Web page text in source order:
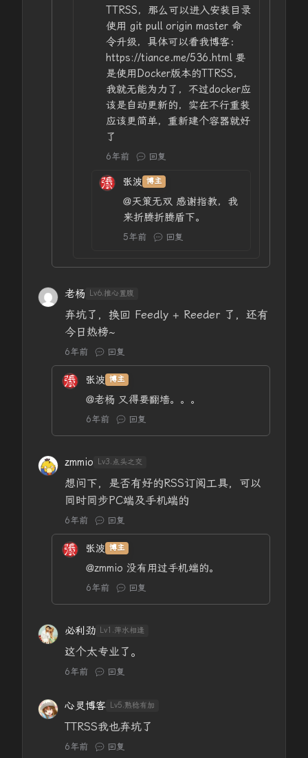
TTRSS，那么可以进入安装目录
使用 git pull origin master 命
令升级，具体可以看我博客：
https://tiance.me/536.html 要
是使用Docker版本的TTRSS，
我就无能为力了，不过docker应
该是自动更新的，实在不行重装
应该更简单，重新建个容器就好
了
6年前 回复
张波 博主
@天策无双 感谢指教，我
来折腾折腾盾下。
5年前 回复
老杨 Lv6.推心置腹
弃坑了，换回 Feedly + Reeder 了，还有
今日热榜~
6年前 回复
张波 博主
@老杨 又得要翻墙。。。
6年前 回复
zmmio Lv3.点头之交
想问下，是否有好的RSS订阅工具，可以
同时同步PC端及手机端的
6年前 回复
张波 博主
@zmmio 没有用过手机端的。
6年前 回复
必利劲 Lv1.萍水相逢
这个太专业了。
6年前 回复
心灵博客 Lv5.熟稔有加
TTRSS我也弃坑了
6年前 回复